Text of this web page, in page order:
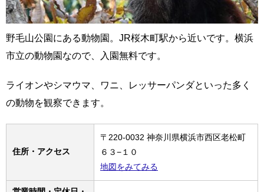
野毛山公園にある動物園。JR桜木町駅から近いです。横浜
市立の動物園なので、入園無料です。
ライオンやシマウマ、ワニ、レッサーパンダといった多く
の動物を観察できます。
住所・アクセス
〒220-0032 神奈川県横浜市西区老松町
６３−１０
地図をみてみる